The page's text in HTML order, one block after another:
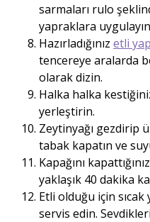
sarmaları rulo
yapraklara
Hazırladığınız etli
tencereye aralarda
olarak dizin.
Halka halka
yerleştirin.
Zeytinyağı gezdirip
tabak kapatın ve
Kapağını
yaklaşık 40 dakika
Etli olduğu için sıcak
servis edin.